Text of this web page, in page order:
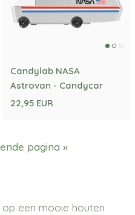
Candylab NASA
Astrovan - Candycar
22,95 EUR
pagina »
een mooie houten